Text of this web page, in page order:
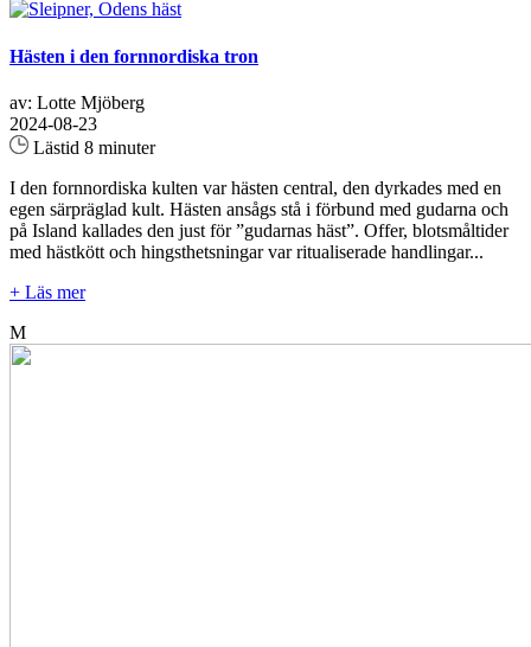
Hästen i den fornnordiska tron
av: Lotte Mjöberg
2024-08-23
Lästid 8 minuter
I den fornnordiska kulten var hästen central, den dyrkades med en
egen särpräglad kult. Hästen ansågs stå i förbund med gudarna och
på Island kallades den just för ”gudarnas häst”. Offer, blotsmåltider
med hästkött och hingsthetsningar var ritualiserade handlingar...
+ Läs mer
M